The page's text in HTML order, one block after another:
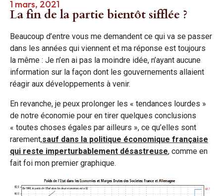
1 mars, 2021
La fin de la partie bientôt sifflée ?
Beaucoup d’entre vous me demandent ce qui va se passer
dans les années qui viennent et ma réponse est toujours
la même : Je n’en ai pas la moindre idée, n’ayant aucune
information sur la façon dont les gouvernements allaient
réagir aux développements à venir.
En revanche, je peux prolonger les « tendances lourdes »
de notre économie pour en tirer quelques conclusions
« toutes choses égales par ailleurs », ce qu’elles sont
rarement,sauf dans la politique économique française
qui reste imperturbablement désastreuse, comme en
fait foi mon premier graphique.